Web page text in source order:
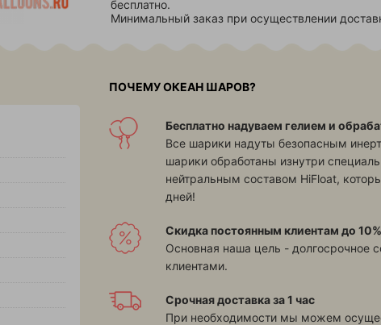
бесплатно.
Минимальный заказ при осуществлении
ПОЧЕМУ ОКЕАН ШАРОВ?
Бесплатно надуваем гелием и
Все шарики надуты безопасным
шарики обработаны изнутри
нейтральным составом HiFloat,
дней!
Скидка постоянным клиентам до 10%
Основная наша цель - долгосрочное
клиентами.
Срочная доставка за 1 час
При необходимости мы можем